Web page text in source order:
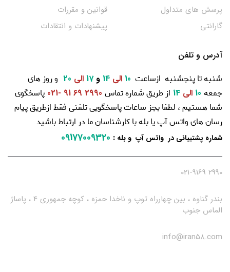
پرسش های متداول
گارانتی
قوانین و مقررات
پیشنهادات و انتقادات
آدرس و تلفن
شنبه تا پنجشنبه ازساعت 10 الی و17 الی
و روز های
جمعه
الی از طریق شماره تماس 2990 69 91 -021
پاسخگوی
شما هستیم ، لطفا بجز ساعات پاسخگویی تلفنی فقط ازطریق پیام
رسان های واتس آپ یا بله با کارشناسان ما در ارتباط باشید
شماره پشتیبانی در واتس آپ و بله :
09177009320
2990 021-9169
بندر گناوه ، بین چهارراه توپ و ناخدا حمزه ، کوچه جمهوری 4 ، پاساژ
الماس جنوب
info@iran58.com